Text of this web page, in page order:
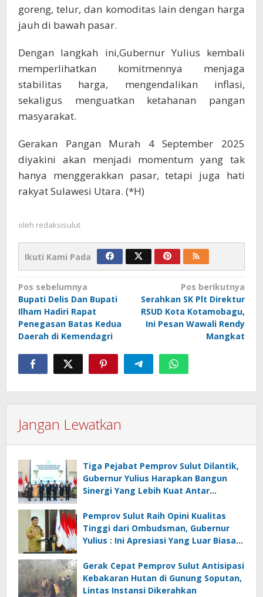
goreng, telur, dan komoditas lain dengan harga
jauh di bawah pasar.
Dengan langkah ini,Gubernur Yulius kembali
memperlihatkan komitmennya menjaga
stabilitas harga, mengendalikan inflasi,
sekaligus menguatkan ketahanan pangan
masyarakat.
Gerakan Pangan Murah 4 September 2025
diyakini akan menjadi momentum yang tak
hanya menggerakkan pasar, tetapi juga hati
rakyat Sulawesi Utara. (*H)
oleh redaksisulut
Ikuti Kami Pada
Navigasi
pos
Pos sebelumnya
Bupati Delis Dan Bupati
Ilham Hadiri Rapat
Penegasan Batas Kedua
Daerah di Kemendagri
Pos berikutnya
Serahkan SK Plt Direktur
RSUD Kota Kotamobagu,
Ini Pesan Wawali Rendy
Mangkat
Jangan Lewatkan
Tiga Pejabat Pemprov Sulut Dilantik,
Gubernur Yulius Harapkan Bangun
Sinergi Yang Lebih Kuat Antar
Pemprov Sulut Raih Opini Kualitas
Tinggi dari Ombudsman, Gubernur
Yulius : Ini Apresiasi Yang Luar Biasa,
Gerak Cepat Pemprov Sulut Antisipasi
Kebakaran Hutan di Gunung Soputan,
Lintas Instansi Dikerahkan